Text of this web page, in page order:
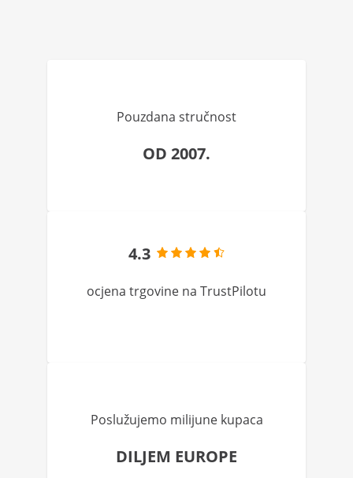
Pouzdana stručnost
OD 2007.
4.3
ocjena trgovine na TrustPilotu
Poslužujemo milijune kupaca
DILJEM EUROPE